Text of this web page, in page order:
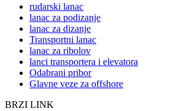
rudarski lanac
lanac za podizanje
lanac za dizanje
Transportni lanac
lanac za ribolov
lanci transportera i elevatora
Odabrani pribor
Glavne veze za offshore
BRZI LINK